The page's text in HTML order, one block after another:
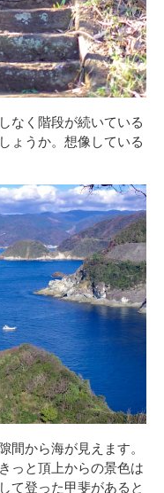
なく階段が続いている
ょうか。想像している
間から海が見えます。
っと頂上からの景色は
て登った甲斐があると